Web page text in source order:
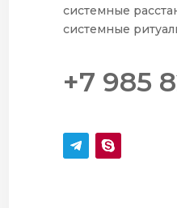
системные
системные
+7 985